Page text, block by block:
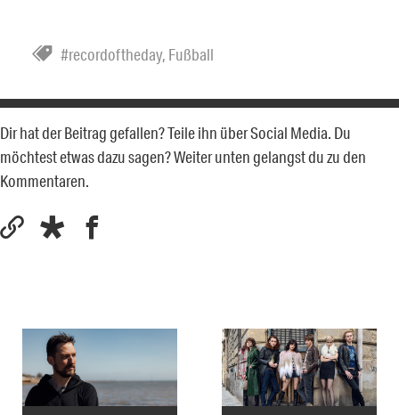
#recordoftheday, Fußball
Dir hat der Beitrag gefallen? Teile ihn über Social Media. Du
möchtest etwas dazu sagen? Weiter unten gelangst du zu den
Kommentaren.